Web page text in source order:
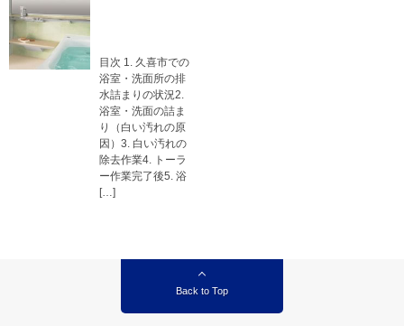
目次 1. 久喜市での
浴室・洗面所の排
水詰まりの状況2.
浴室・洗面の詰ま
り（白い汚れの原
因）3. 白い汚れの
除去作業4. トーラ
ー作業完了後5. 浴
[…]
Back to Top